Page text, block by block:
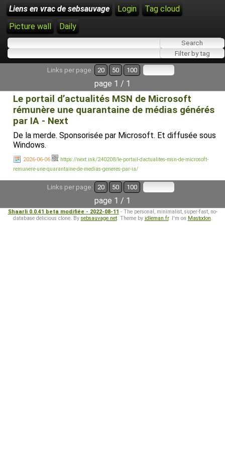
Liens en vrac de sebsauvage Login
Tag cloud
Picture wall
Daily
Links per page: 20 50 100
page 1 / 1
Le portail d’actualités MSN de Microsoft
rémunère une quarantaine de médias générés
par IA - Next
De la merde. Sponsorisée par Microsoft. Et diffusée sous
Windows.
2026-06-06
https://next.ink/240208/le-portail-dactualites-msn-de-microsoft-
remunere-une-quarantaine-de-medias-generes-par-ia/
Links per page: 20 50 100
page 1 / 1
Shaarli 0.0.41 beta modifiée - 2022-08-11 - The personal, minimalist, super-fast, no-
database delicious clone. By sebsauvage.net. Theme by idleman.fr. I'm on Mastodon.